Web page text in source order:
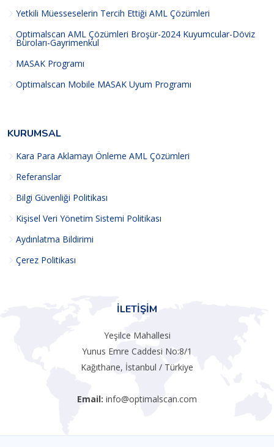
Yetkili Müesseselerin Tercih Ettiği AML Çözümleri
Optimalscan AML Çözümleri Broşür-2024 Kuyumcular-Döviz
Büroları-Gayrimenkul
MASAK Programı
Optimalscan Mobile MASAK Uyum Programı
KURUMSAL
Kara Para Aklamayı Önleme AML Çözümleri
Referanslar
Bilgi Güvenliği Politikası
Kişisel Veri Yönetim Sistemi Politikası
Aydınlatma Bildirimi
Çerez Politikası
İLETIŞIM
Yeşilce Mahallesi
Yunus Emre Caddesi No:8/1
Kağıthane, İstanbul / Türkiye
Email: info@optimalscan.com